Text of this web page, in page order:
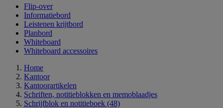
Flip-over
Informatiebord
Leistenen krijtbord
Planbord
Whiteboard
Whiteboard accessoires
Home
Kantoor
Kantoorartikelen
Schriften, notitieblokken en memoblaadjes
Schrijfblok en notitieboek (48)